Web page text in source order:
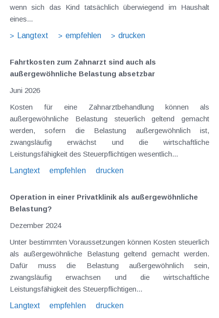
wenn sich das Kind tatsächlich überwiegend im Haushalt
eines...
Langtext
empfehlen drucken
Fahrtkosten zum Zahnarzt sind auch als
außergewöhnliche Belastung absetzbar
Juni 2026
Kosten für eine Zahnarztbehandlung können als
außergewöhnliche Belastung steuerlich geltend gemacht
werden, sofern die Belastung außergewöhnlich ist,
zwangsläufig erwächst und die wirtschaftliche
Leistungsfähigkeit des Steuerpflichtigen wesentlich...
Langtext
empfehlen drucken
Operation in einer Privatklinik als außergewöhnliche
Belastung?
Dezember 2024
Unter bestimmten Voraussetzungen können Kosten steuerlich
als außergewöhnliche Belastung geltend gemacht werden.
Dafür muss die Belastung außergewöhnlich sein,
zwangsläufig erwachsen und die wirtschaftliche
Leistungsfähigkeit des Steuerpflichtigen...
Langtext
empfehlen drucken